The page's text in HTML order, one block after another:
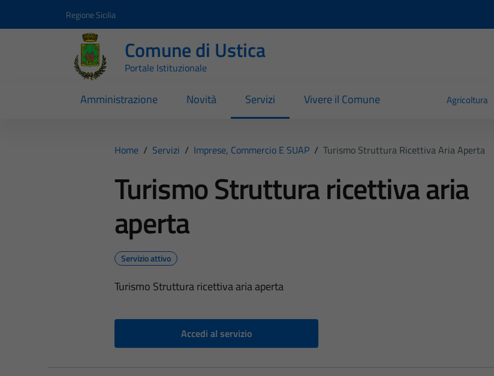
Regione Sicilia
Comune di Ustica
Portale Istituzionale
Amministrazione Novità Servizi Vivere il Comune Agricoltura
Home / Servizi / Imprese, Commercio E SUAP / Turismo Struttura Ricettiva Aria Aperta
Turismo Struttura ricettiva aria
aperta
Servizio attivo
Turismo Struttura ricettiva aria aperta
Accedi al servizio